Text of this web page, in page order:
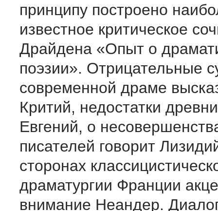
принципу построено
известное критическое
Драйдена «Опыт о
поэзии». Отрицательные
современной драме
Критий, недостатки
Евгений, о
писателей говорит
сторонах
драматургии Франции
внимание Неандер.